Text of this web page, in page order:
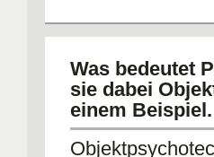
Was bedeutet
sie dabei
einem Beispiel.